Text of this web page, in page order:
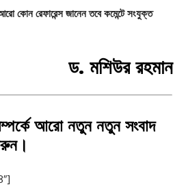
কোন রেফারেন্স জানেন তবে কমেন্টে সংযুক্ত
ড. মশিউর রহমান
আরো নতুন নতুন সংবাদ